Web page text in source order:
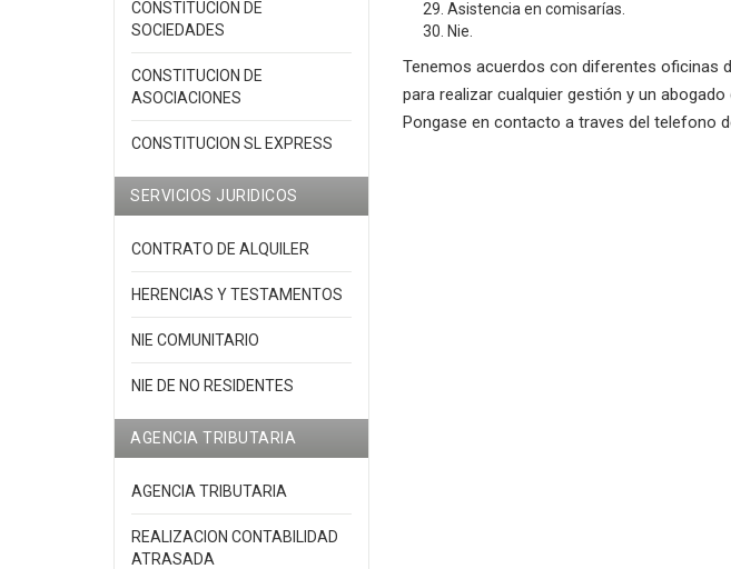
Asistencia en comisarías.
Nie.
Tenemos acuerdos con diferentes oficinas
para realizar cualquier gestión y un
Pongase en contacto a traves del telefono
CONSTITUCION DE
SOCIEDADES
CONSTITUCION DE
ASOCIACIONES
CONSTITUCION SL EXPRESS
SERVICIOS JURIDICOS
CONTRATO DE ALQUILER
HERENCIAS Y TESTAMENTOS
NIE COMUNITARIO
NIE DE NO RESIDENTES
AGENCIA TRIBUTARIA
AGENCIA TRIBUTARIA
REALIZACION CONTABILIDAD
ATRASADA